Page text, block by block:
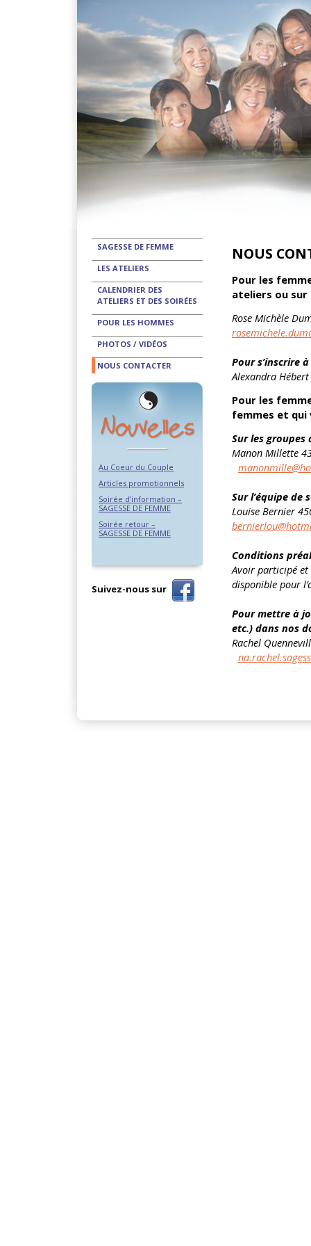
SAGESSE DE FEMME
LES ATELIERS
CALENDRIER DES
ATELIERS ET DES SOIRÉES
POUR LES HOMMES
PHOTOS / VIDÉOS
NOUS CONTACTER
Au Coeur du Couple
Articles promotionnels
Soirée d’information –
SAGESSE DE FEMME
Soirée retour –
SAGESSE DE FEMME
Suivez-nous sur
NOUS
Pour les
ateliers ou sur
Rose Michèle
Pour s’inscrire
Alexandra
Pour les
femmes et
Sur les groupes
Manon Millette
Sur l’équipe de
Louise Bernier
Conditions
Avoir participé
disponible pour
Pour mettre à
etc.) dans nos
Rachel